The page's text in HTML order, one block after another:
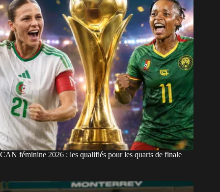
CAN féminine 2026 : les qualifiés pour les quarts de finale